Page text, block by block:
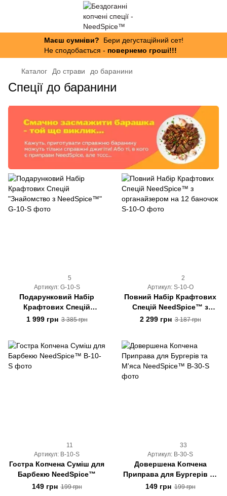
Маєш сумніви? Бери дегустаційний сет!
Не сподобається - повернемо гроші!!!
Каталог До страви до баранини
Спеції до баранини
5
Артикул: G-10-S
Подарунковий Набір
Крафтових Спецій
"Знайомство з
1 999 грн 3 385 грн
2
Артикул: S-10-O
Повний Набір Крафтових
Спецій NeedSpice™ з
органайзером на 12
2 299 грн 3 187 грн
11
Артикул: B-10-S
Гостра Копчена Суміш для
Барбекю NeedSpice™
149 грн 199 грн
33
Артикул: B-30-S
Довершена Копчена
Приправа для Бургерів та
М'яса NeedSpice™
149 грн 199 грн